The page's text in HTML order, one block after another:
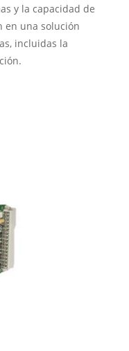
y la capacidad de
en una solución
incluidas la